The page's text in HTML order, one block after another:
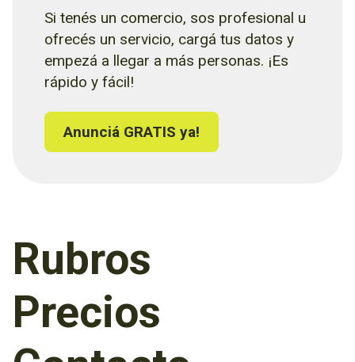
Si tenés un comercio, sos profesional u
ofrecés un servicio, cargá tus datos y
empezá a llegar a más personas. ¡Es
rápido y fácil!
Anunciá GRATIS ya!
Rubros
Precios